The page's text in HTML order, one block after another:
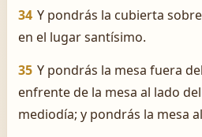
34 Y pondrás la cubierta
en el lugar santísimo.
35 Y pondrás la mesa fuera
enfrente de la mesa al lado
mediodía; y pondrás la mesa